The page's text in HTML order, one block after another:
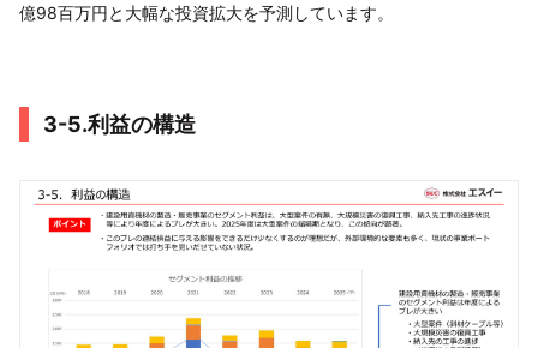
億98百万円と大幅な投資拡大を予測しています。
3-5.利益の構造